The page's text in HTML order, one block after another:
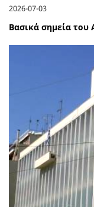
2026-07-03
Βασικά σημεία